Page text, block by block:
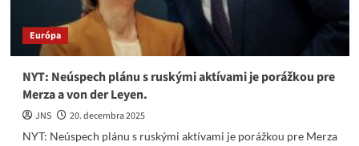
iba
začiatok
Európa
NYT: Neúspech plánu s ruskými aktívami je porážkou pre
Merza a von der Leyen.
JNS
20. decembra 2025
NYT: Neúspech plánu s ruskými aktívami je porážkou pre Merza